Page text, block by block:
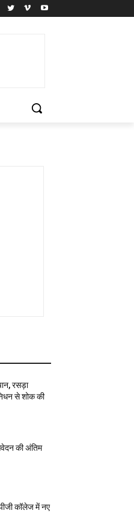
रसड़ा
से शोक की
की अंतिम
पीजी कॉलेज में नए